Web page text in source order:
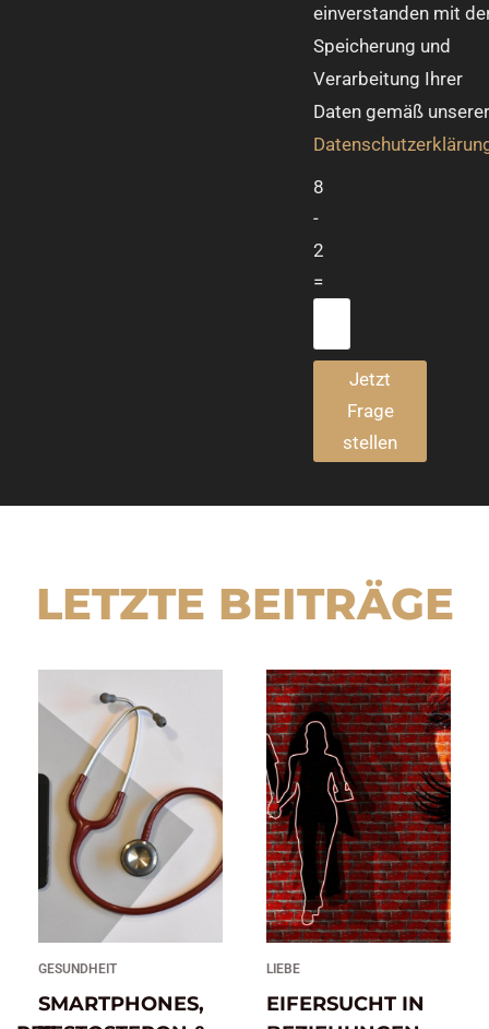
einverstanden mit
Speicherung und
Verarbeitung Ihrer
Daten gemäß unserer
8
-
2
=
Jetzt
Frage
stellen
LETZTE BEITRÄGE
GESUNDHEIT
SMARTPHONES,
LIEBE
EIFERSUCHT IN